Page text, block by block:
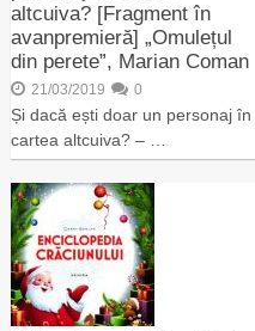
altcuiva? [Fragment în
avanpremieră] „Omulețul
din perete”, Marian Coman
21/03/2019 0
Și dacă ești doar un personaj în
cartea altcuiva? – …